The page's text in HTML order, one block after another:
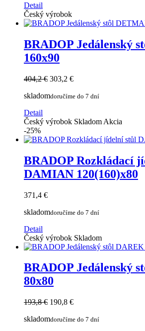
Detail
Český výrobok
BRADOP Jedálenský
160x90
404,2 € 303,2 €
skladomdoručíme do 7 dní
Detail
Český výrobok Skladom Akcia
-25%
BRADOP Rozkládací
DAMIAN 120(160)x80
371,4 €
skladomdoručíme do 7 dní
Detail
Český výrobok Skladom
BRADOP Jedálenský
80x80
193,8 € 190,8 €
skladomdoručíme do 7 dní